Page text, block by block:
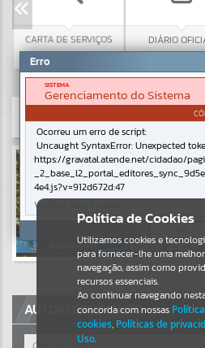
CARTA DE SERVIÇOS DIÁRIO OFICIAL
Resultados para""
Portais
Por favor,
NOTÍCIAS
Por favor,
AUTOATENDIMENTO
Política de Cookies
Utilizamos cookies e
para fornecer-lhe uma
navegação, assim como
recursos essenciais.
Ao continuar navegando
concorda com nossas
cookies, Políticas de
Uso.
Erro
SISTEMA
Gerenciamento do Sistema
Ocorreu um erro de script:
Uncaught SyntaxError: Unexpected
https://gravatal.atende.net/cidadao/
4e4.js?v=912d672d:47
Verificar Mais Detalhes